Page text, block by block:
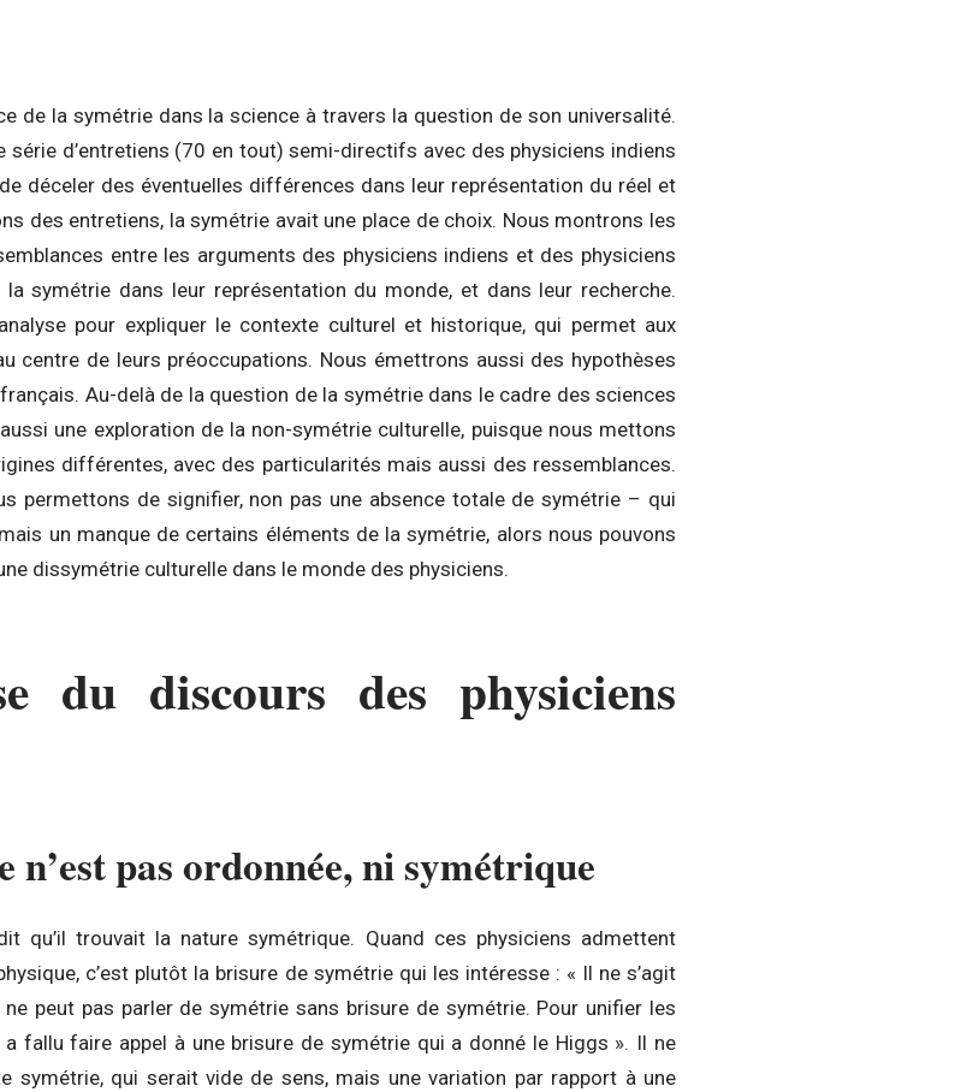
de la symétrie dans la science à travers la question de son universalité.
série d’entretiens (70 en tout) semi-directifs avec des physiciens indiens
déceler des éventuelles différences dans leur représentation du réel et
des entretiens, la symétrie avait une place de choix. Nous montrons les
entre les arguments des physiciens indiens et des physiciens
symétrie dans leur représentation du monde, et dans leur recherche.
pour expliquer le contexte culturel et historique, qui permet aux
centre de leurs préoccupations. Nous émettrons aussi des hypothèses
Au-delà de la question de la symétrie dans le cadre des sciences
une exploration de la non-symétrie culturelle, puisque nous mettons
différentes, avec des particularités mais aussi des ressemblances.
permettons de signifier, non pas une absence totale de symétrie – qui
un manque de certains éléments de la symétrie, alors nous pouvons
dissymétrie culturelle dans le monde des physiciens.
du discours des physiciens
pas ordonnée, ni symétrique
qu’il trouvait la nature symétrique. Quand ces physiciens admettent
c’est plutôt la brisure de symétrie qui les intéresse : « Il ne s’agit
ne peut pas parler de symétrie sans brisure de symétrie. Pour unifier les
fallu faire appel à une brisure de symétrie qui a donné le Higgs ». Il ne
symétrie, qui serait vide de sens, mais une variation par rapport à une